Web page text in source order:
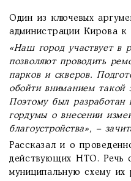
Один из ключевых
администрации Кирова к
«Наш город участвует в
позволяют проводить
парков и скверов.
обойти вниманием
Поэтому был разработан
гордумы о внесении
благоустройства», –
Рассказал и о
действующих НТО. Речь
муниципальную схему их